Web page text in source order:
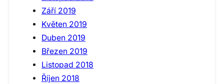
Září 2019
Květen 2019
Duben 2019
Březen 2019
Listopad 2018
Říjen 2018